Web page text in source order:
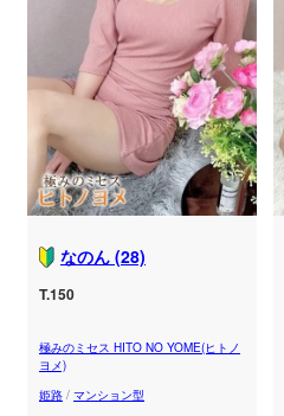
なのん (28)
T.150
極みのミセス HITO NO YOME(ヒトノ
ヨメ)
姫路 / マンション型